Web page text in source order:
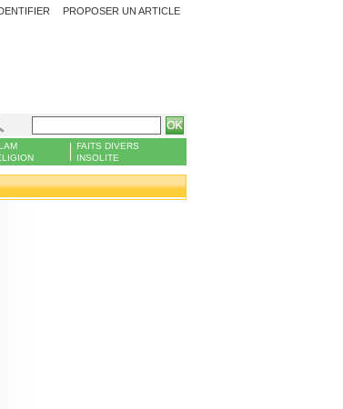
PROPOSER UN ARTICLE
FAITS DIVERS
INSOLITE